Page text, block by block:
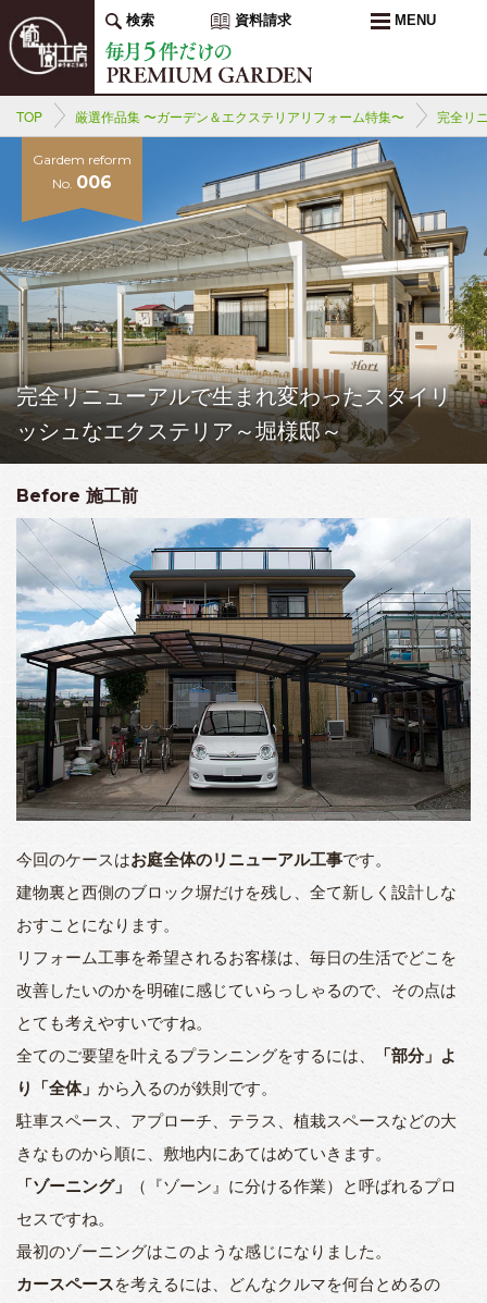
検索 資料請求 MENU
TOP 厳選作品集 〜ガーデン＆エクステリアリフォーム特集〜 完全リ
Gardem reform
No. 006
完全リニューアルで生まれ変わったスタイリ
ッシュなエクステリア～堀様邸～
Before 施工前
今回のケースはお庭全体のリニューアル工事です。
建物裏と西側のブロック塀だけを残し、全て新しく設計しな
おすことになります。
リフォーム工事を希望されるお客様は、毎日の生活でどこを
改善したいのかを明確に感じていらっしゃるので、その点は
とても考えやすいですね。
全てのご要望を叶えるプランニングをするには、
「部分」よ
り「全体」 から入るのが鉄則です。
駐車スペース、アプローチ、テラス、植栽スペースなどの大
きなものから順に、敷地内にあてはめていきます。
「ゾーニング」
（『ゾーン』に分ける作業）と呼ばれるプロ
セスですね。
最初のゾーニングはこのような感じになりました。
カースペースを考えるには、どんなクルマを何台とめるの